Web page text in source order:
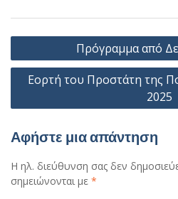
Πλοήγηση
άρθρων
Πρόγραμμα από
Εορτή του Προστάτη της
2025
Αφήστε μια απάντηση
Η ηλ. διεύθυνση σας δεν
σημειώνονται με *